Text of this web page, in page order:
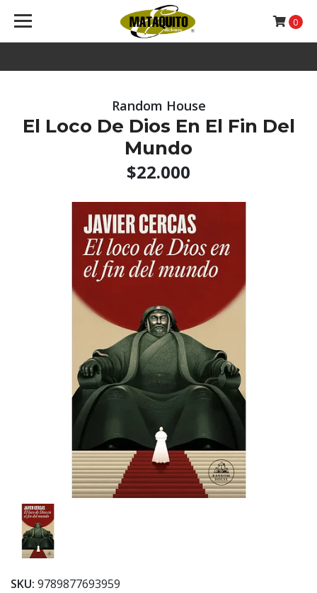
0
Random House
El Loco De Dios En El Fin Del
Mundo
$22.000
SKU: 9789877693959